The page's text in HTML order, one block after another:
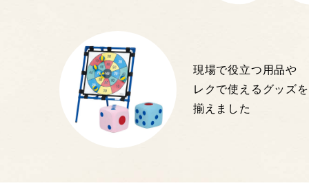
現場で役立つ用品や
レクで使えるグッズを
揃えました